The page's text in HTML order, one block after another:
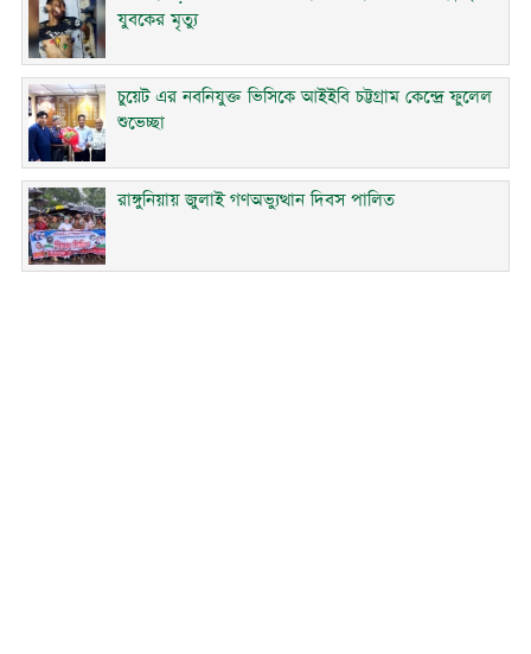
যুবকের মৃত্যু
চুয়েট এর নবনিযুক্ত ভিসিকে আইইবি চট্টগ্রাম কেন্দ্রে ফুলেল
শুভেচ্ছা
রাঙ্গুনিয়ায় জুলাই গণঅভ্যুত্থান দিবস পালিত